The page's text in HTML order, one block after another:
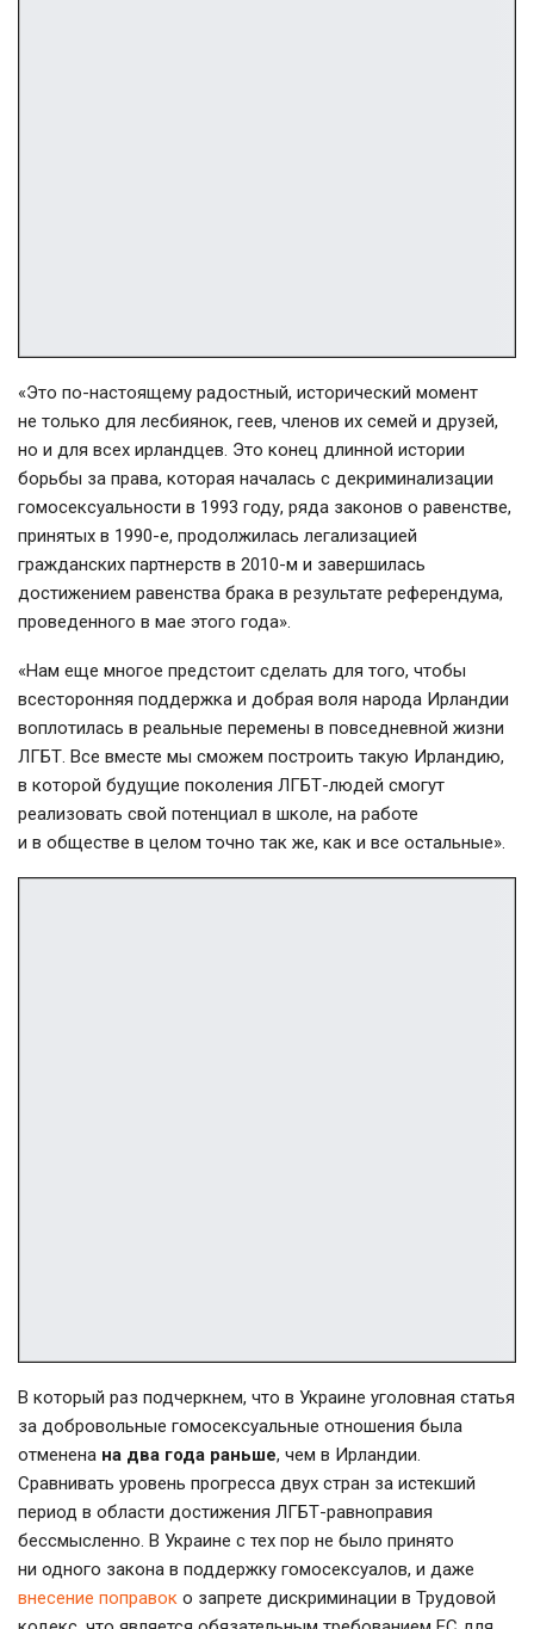
«Это по-настоящему радостный, исторический момент
не только для лесбиянок, геев, членов их семей и друзей,
но и для всех ирландцев. Это конец длинной истории
борьбы за права, которая началась с декриминализации
гомосексуальности в 1993 году, ряда законов о равенстве,
принятых в 1990-е, продолжилась легализацией
гражданских партнерств в 2010-м и завершилась
достижением равенства брака в результате референдума,
проведенного в мае этого года».
«Нам еще многое предстоит сделать для того, чтобы
всесторонняя поддержка и добрая воля народа Ирландии
воплотилась в реальные перемены в повседневной жизни
ЛГБТ. Все вместе мы сможем построить такую Ирландию,
в которой будущие поколения ЛГБТ-людей смогут
реализовать свой потенциал в школе, на работе
и в обществе в целом точно так же, как и все остальные».
В который раз подчеркнем, что в Украине уголовная статья
за добровольные гомосексуальные отношения была
отменена на два года раньше, чем в Ирландии.
Сравнивать уровень прогресса двух стран за истекший
период в области достижения ЛГБТ-равноправия
бессмысленно. В Украине с тех пор не было принято
ни одного закона в поддержку гомосексуалов, и даже
внесение поправок о запрете дискриминации в Трудовой